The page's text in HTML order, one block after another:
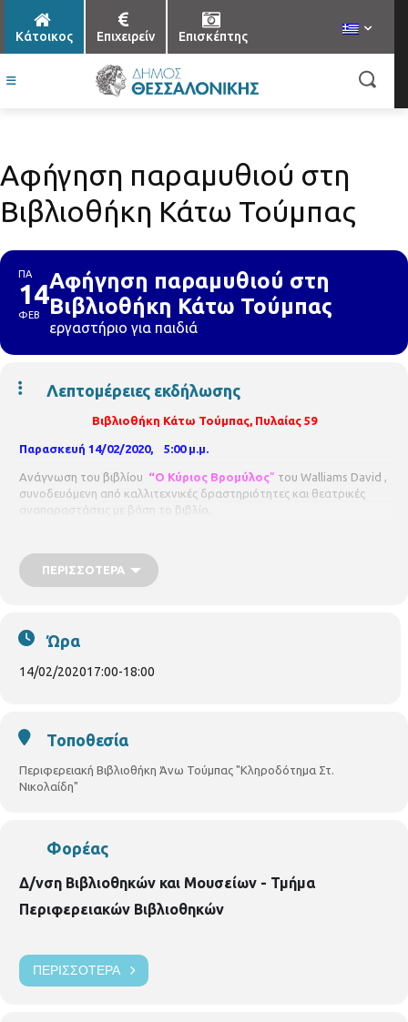
Κάτοικος Επιχειρείν Επισκέπτης
Αφήγηση παραμυθιού στη
Βιβλιοθήκη Κάτω Τούμπας
ΠΑ
14
ΦΕΒ
Αφήγηση παραμυθιού στη
Βιβλιοθήκη Κάτω Τούμπας
εργαστήριο για παιδιά
Λεπτομέρειες εκδήλωσης
Βιβλιοθήκη Κάτω Τούμπας, Πυλαίας 59
Παρασκευή 14/02/2020, 5:00 μ.μ.
Ανάγνωση του βιβλίου “Ο Κύριος Βρομύλος” του Walliams David ,
συνοδευόμενη από καλλιτεχνικές δραστηριότητες και θεατρικές
αναπαραστάσεις με βάση το βιβλίο.
Συντονίστρια η ψυχολόγος
ΠΕΡΙΣΣΌΤΕΡΑ
Ώρα
14/02/202017:00-18:00
Τοποθεσία
Περιφερειακή Βιβλιοθήκη Άνω Τούμπας "Κληροδότημα Στ.
Νικολαίδη"
Φορέας
Δ/νση Βιβλιοθηκών και Μουσείων - Τμήμα
Περιφερειακών Βιβλιοθηκών
ΠΕΡΙΣΣΌΤΕΡΑ